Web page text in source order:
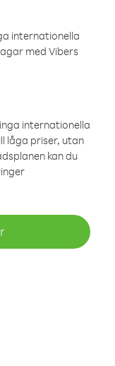
internationella
med Vibers
internationella
låga priser, utan
kan du